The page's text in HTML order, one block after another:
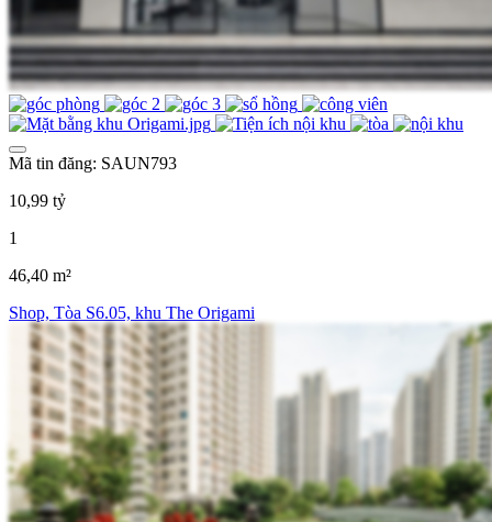
Mã tin đăng: SAUN793
10,99 tỷ
1
46,40 m²
Shop, Tòa S6.05, khu The Origami